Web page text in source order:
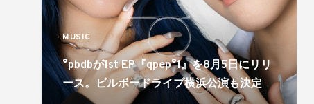
MUSIC
°pbdbが1st EP『qpep°1』を8月5日にリリ
ース。ビルボードライブ横浜公演も決定